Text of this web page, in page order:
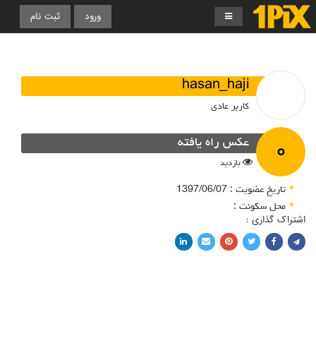
ورود ثبت نام
hasan_haji
کاربر عادی
۰ عکس راه یافته
بازدید
تاریخ عضویت : 1397/06/07
محل سکونت :
اشتراک گذاری :
اشتراک با فیسبوکاشتراک در توییتر
پین کردن در پینترست
اشتراک با ایمیلاشتراک با لینکدین